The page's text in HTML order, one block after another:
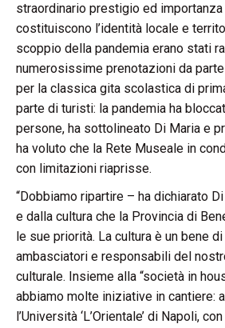
straordinario prestigio ed
costituiscono l’identità locale e
scoppio della pandemia erano stati
numerosissime prenotazioni da
per la classica gita scolastica di
parte di turisti: la pandemia ha
persone, ha sottolineato Di Maria e
ha voluto che la Rete Museale in
con limitazioni riaprisse.
“Dobbiamo ripartire – ha dichiarato
e dalla cultura che la Provincia di
le sue priorità. La cultura è un bene
ambasciatori e responsabili del
culturale. Insieme alla “società in
abbiamo molte iniziative in cantiere:
l’Università ‘L’Orientale’ di Napoli,